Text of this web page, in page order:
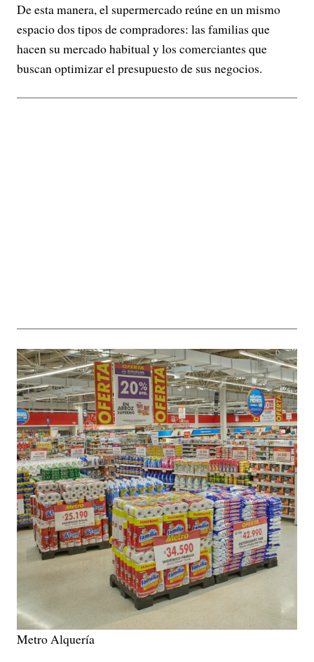
De esta manera, el supermercado reúne en un mismo
espacio dos tipos de compradores: las familias que
hacen su mercado habitual y los comerciantes que
buscan optimizar el presupuesto de sus negocios.
Metro Alquería